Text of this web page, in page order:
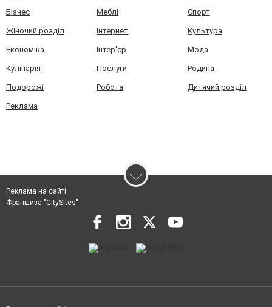
Бізнес Меблі Спорт
Жіночий розділ Інтернет Культура
Економіка Інтер'єр Мода
Кулінарія Послуги Родина
Подорожі Робота Дитячий розділ
Реклама
Реклама на сайті
Франшиза "CitySites"